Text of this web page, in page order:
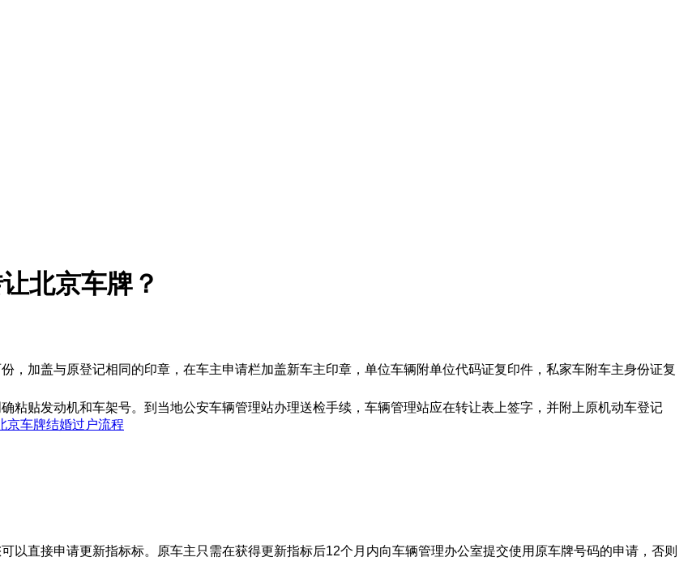
北京车牌？
，加盖与原登记相同的印章，在车主申请栏加盖新车主印章，单位车辆附单位代码证复印件，私家车附车主身份证复
粘贴发动机和车架号。到当地公安车辆管理站办理送检手续，车辆管理站应在转让表上签字，并附上原机动车登记
京车牌结婚过户流程
以直接申请更新指标标。原车主只需在获得更新指标后12个月内向车辆管理办公室提交使用原车牌号码的申请，否则